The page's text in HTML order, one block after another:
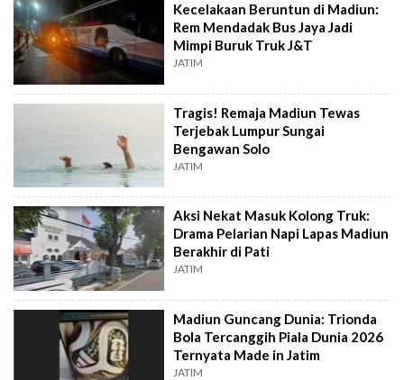
Kecelakaan Beruntun di Madiun:
Rem Mendadak Bus Jaya Jadi
Mimpi Buruk Truk J&T
JATIM
Tragis! Remaja Madiun Tewas
Terjebak Lumpur Sungai
Bengawan Solo
JATIM
Aksi Nekat Masuk Kolong Truk:
Drama Pelarian Napi Lapas Madiun
Berakhir di Pati
JATIM
Madiun Guncang Dunia: Trionda
Bola Tercanggih Piala Dunia 2026
Ternyata Made in Jatim
JATIM